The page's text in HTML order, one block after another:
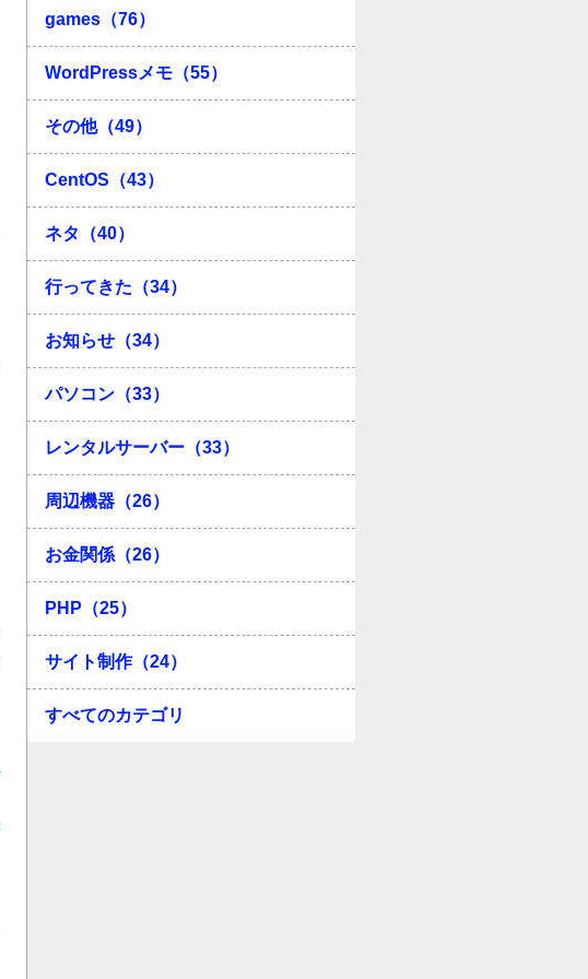
games（76）
WordPressメモ（55）
その他（49）
CentOS（43）
ネタ（40）
行ってきた（34）
お知らせ（34）
パソコン（33）
レンタルサーバー（33）
周辺機器（26）
お金関係（26）
PHP（25）
サイト制作（24）
すべてのカテゴリ